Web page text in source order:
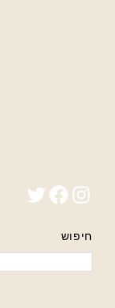
Instagram
Facebook
Twitter
חיפוש